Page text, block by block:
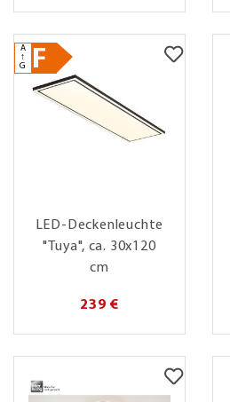
A
↑
G
F
LED-Deckenleuchte
"Tuya", ca. 30x120
cm
239 €